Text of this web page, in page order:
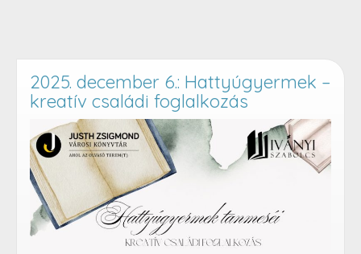
2025. december 6.: Hattyúgyermek –
kreatív családi foglalkozás